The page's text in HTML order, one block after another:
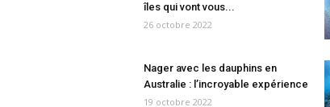
îles qui vont vous...
26 octobre 2022
Nager avec les dauphins en
Australie : l’incroyable expérience
19 octobre 2022